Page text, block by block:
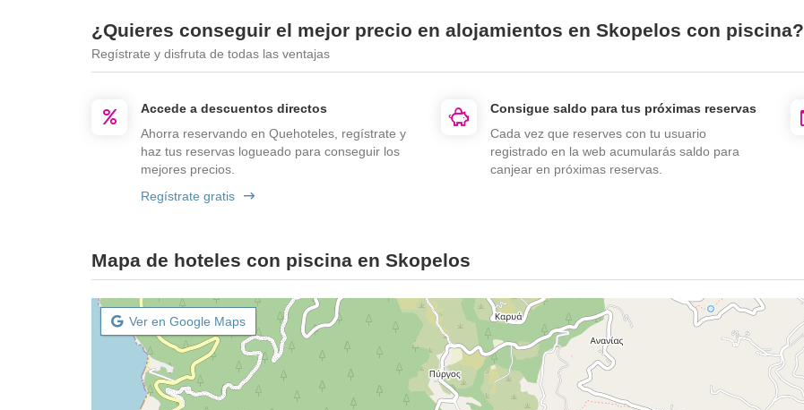
¿Quieres conseguir el mejor precio en alojamientos en Skopelos con piscina?
Regístrate y disfruta de todas las ventajas
Accede a descuentos directos
Ahorra reservando en Quehoteles, regístrate y
haz tus reservas logueado para conseguir los
mejores precios.
Regístrate gratis
Consigue saldo para tus próximas reservas
Cada vez que reserves con tu usuario
registrado en la web acumularás saldo para
canjear en próximas reservas.
Mapa de hoteles con piscina en Skopelos
Ver en Google Maps